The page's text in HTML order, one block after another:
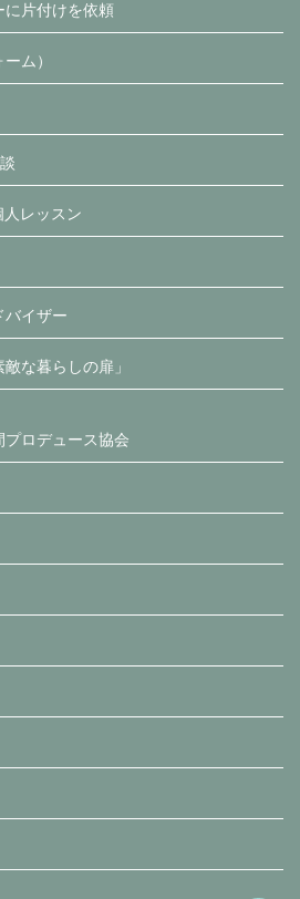
に片付けを依頼
ム）
レッスン
バイザー
な暮らしの扉」
プロデュース協会